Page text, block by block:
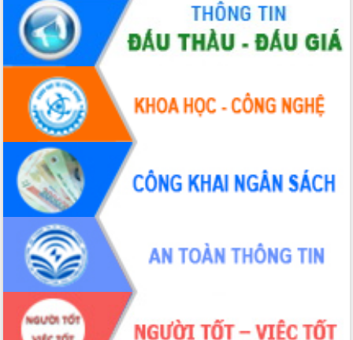
sống người dân từ những mô hình thiết
thực
Quyết liệt tháo gỡ vướng mắc, đẩy
nhanh tiến độ các dự án trọng điểm
trong Khu kinh tế Nam Phú Yên
Hòn Yến phát triển du lịch gắn với bảo
tồn biển
Lấy ý kiến điều chỉnh Quy hoạch tỉnh
Đắk Lắk thời kỳ 2021-2030, tầm nhìn
đến năm 2050
Phát động chiến dịch 30 ngày đêm
giải phóng mặt bằng Tuyến đường bộ
ven biển
Đắk Lắk nỗ lực thúc đẩy tăng trưởng
kinh tế từ 10% trở lên trong Quý
II/2026
Đắk Lắk ký kết thỏa thuận hợp tác về
chuyển đổi số giai đoạn 2026 – 2030
với Tập đoàn Bưu chính Viễn thông
Việt Nam